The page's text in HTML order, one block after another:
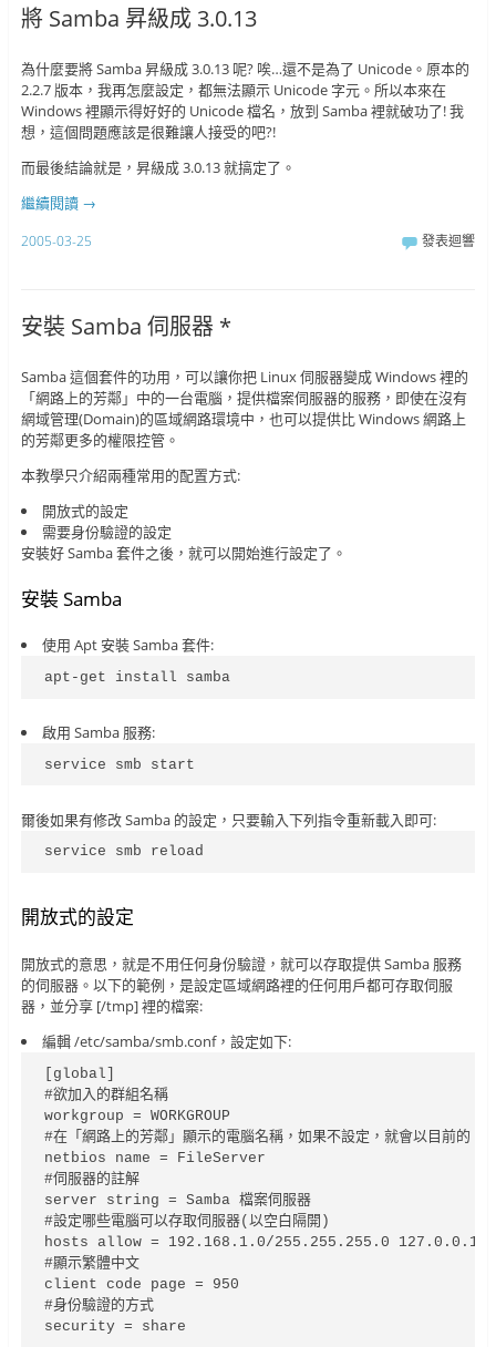
將 Samba 昇級成 3.0.13
為什麼要將 Samba 昇級成 3.0.13 呢? 唉…還不是為了 Unicode。原本的
2.2.7 版本，我再怎麼設定，都無法顯示 Unicode 字元。所以本來在
Windows 裡顯示得好好的 Unicode 檔名，放到 Samba 裡就破功了! 我
想，這個問題應該是很難讓人接受的吧?!
而最後結論就是，昇級成 3.0.13 就搞定了。
繼續閱讀 →
2005-03-25 發表迴響
安裝 Samba 伺服器 *
Samba 這個套件的功用，可以讓你把 Linux 伺服器變成 Windows 裡的
「網路上的芳鄰」中的一台電腦，提供檔案伺服器的服務，即使在沒有
網域管理(Domain)的區域網路環境中，也可以提供比 Windows 網路上
的芳鄰更多的權限控管。
本教學只介紹兩種常用的配置方式:
開放式的設定
需要身份驗證的設定
安裝好 Samba 套件之後，就可以開始進行設定了。
安裝 Samba
使用 Apt 安裝 Samba 套件:
apt-get install samba
啟用 Samba 服務:
service smb start
爾後如果有修改 Samba 的設定，只要輸入下列指令重新載入即可:
service smb reload
開放式的設定
開放式的意思，就是不用任何身份驗證，就可以存取提供 Samba 服務
的伺服器。以下的範例，是設定區域網路裡的任何用戶都可存取伺服
器，並分享 [/tmp] 裡的檔案:
編輯 /etc/samba/smb.conf，設定如下:
[global]
#欲加入的群組名稱
workgroup = WORKGROUP
#在「網路上的芳鄰」顯示的電腦名稱，如果不設定，就會以目前的
netbios name = FileServer
#伺服器的註解
server string = Samba 檔案伺服器
#設定哪些電腦可以存取伺服器(以空白隔開)
hosts allow = 192.168.1.0/255.255.255.0 127.0.0.1
#顯示繁體中文
client code page = 950
#身份驗證的方式
security = share